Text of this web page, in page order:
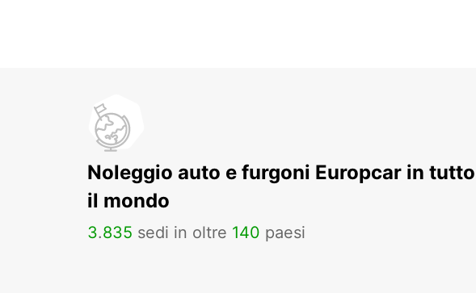
Noleggio auto e furgoni Europcar in tutto
il mondo
3.835 sedi in oltre 140 paesi